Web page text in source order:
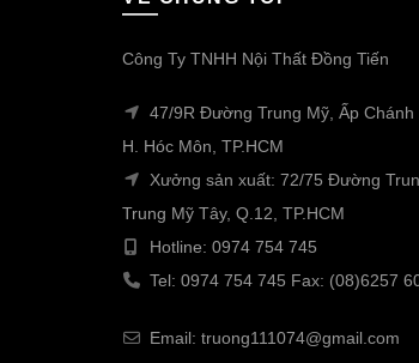
Công Ty TNHH Nội Thất Đồng Tiến
47/9R Đường Trung Mỹ, Ấp Chánh
H. Hóc Môn, TP.HCM
Xưởng sản xuất: 72/75 Đường
Trung Mỹ Tây, Q.12, TP.HCM
Hotline: 0974 754 745
Tel: 0974 754 745 Fax: (08)6257
Email: truong111074@gmail.com